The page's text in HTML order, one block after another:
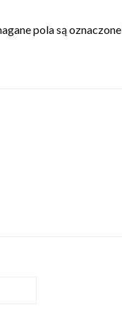
pola są oznaczone